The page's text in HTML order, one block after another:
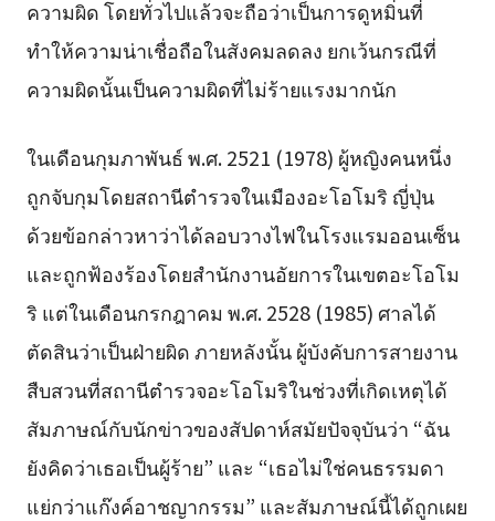
ความผิด โดยทั่วไปแล้วจะถือว่าเป็นการดูหมิ่นที่
ทำให้ความน่าเชื่อถือในสังคมลดลง ยกเว้นกรณีที่
ความผิดนั้นเป็นความผิดที่ไม่ร้ายแรงมากนัก
ในเดือนกุมภาพันธ์ พ.ศ. 2521 (1978) ผู้หญิงคนหนึ่ง
ถูกจับกุมโดยสถานีตำรวจในเมืองอะโอโมริ ญี่ปุ่น
ด้วยข้อกล่าวหาว่าได้ลอบวางไฟในโรงแรมออนเซ็น
และถูกฟ้องร้องโดยสำนักงานอัยการในเขตอะโอโม
ริ แต่ในเดือนกรกฎาคม พ.ศ. 2528 (1985) ศาลได้
ตัดสินว่าเป็นฝ่ายผิด ภายหลังนั้น ผู้บังคับการสายงาน
สืบสวนที่สถานีตำรวจอะโอโมริในช่วงที่เกิดเหตุได้
สัมภาษณ์กับนักข่าวของสัปดาห์สมัยปัจจุบันว่า “ฉัน
ยังคิดว่าเธอเป็นผู้ร้าย” และ “เธอไม่ใช่คนธรรมดา
แย่กว่าแก๊งค์อาชญากรรม” และสัมภาษณ์นี้ได้ถูกเผย